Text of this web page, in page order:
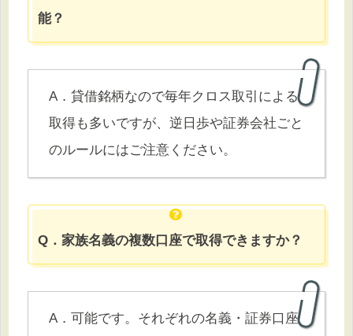
能？
A．貸借銘柄なので毎年クロス取引による
取得も多いですが、逆日歩や証券会社ごと
のルールにはご注意ください。
Q．家族名義の複数口座で取得できますか？
A．可能です。それぞれの名義・証券口座